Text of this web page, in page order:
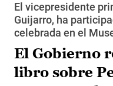
El vicepresidente
Guijarro, ha
celebrada en el
El Gobierno
libro sobre